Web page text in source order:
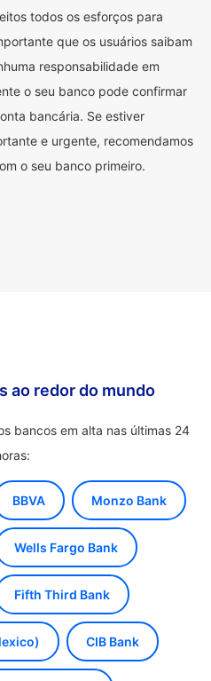
todos os esforços para
que os usuários saibam
responsabilidade em
o seu banco pode confirmar
bancária. Se estiver
e urgente, recomendamos
o seu banco primeiro.
ao redor do mundo
bancos em alta nas últimas 24
BBVA Monzo Bank
Wells Fargo Bank
Fifth Third Bank
CIB Bank